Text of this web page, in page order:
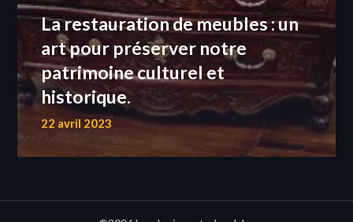
La restauration de meubles : un
art pour préserver notre
patrimoine culturel et
historique.
22 avril 2023